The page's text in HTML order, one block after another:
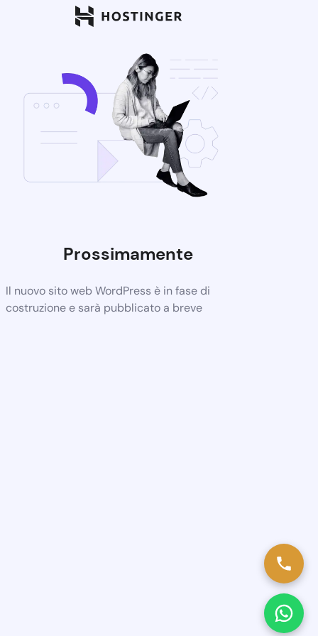
Prossimamente
Il nuovo sito web WordPress è in fase di
costruzione e sarà pubblicato a breve